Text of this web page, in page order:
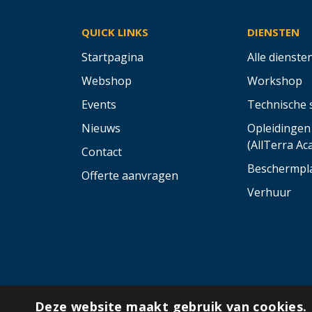
QUICK LINKS
Startpagina
Webshop
Events
Nieuws
Contact
Offerte aanvragen
DIENSTEN
Alle
Workshop
Technische
Opleidingen
(AllTerra
Verhuur
Deze website maakt gebruik van cookies.